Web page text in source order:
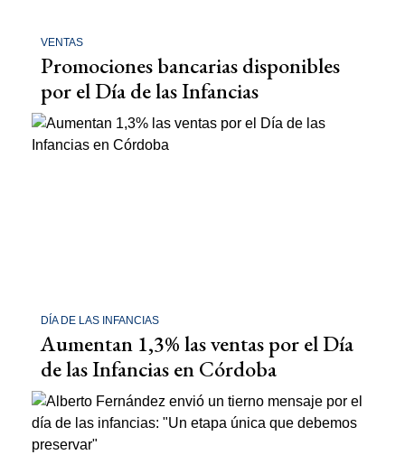
VENTAS
Promociones bancarias disponibles
por el Día de las Infancias
DÍA DE LAS INFANCIAS
Aumentan 1,3% las ventas por el Día
de las Infancias en Córdoba